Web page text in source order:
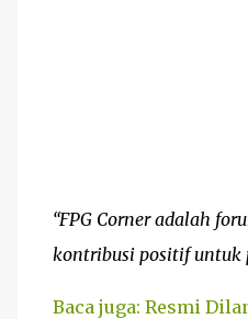
“FPG Corner adalah
kontribusi positif untuk
Baca juga: Resmi